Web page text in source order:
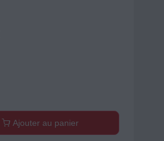
Ajouter au panier